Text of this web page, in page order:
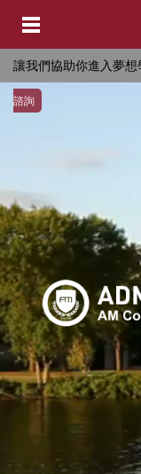
讓我們協助你進入夢
諮詢